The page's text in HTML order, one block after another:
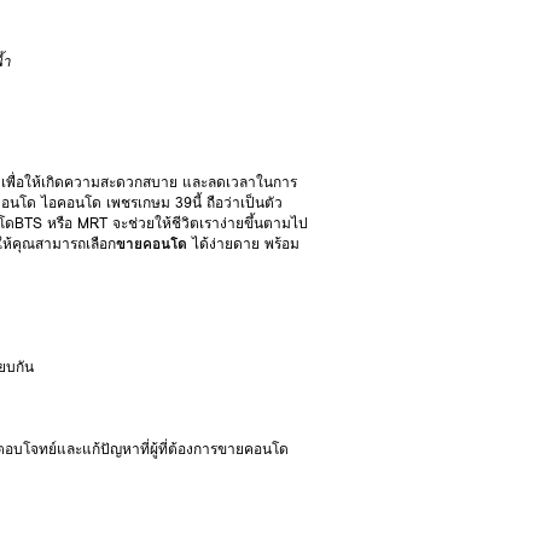
อให้เกิดความสะดวกสบาย และลดเวลาในการ
โด ไอคอนโด เพชรเกษม 39นี้ ถือว่าเป็นตัว
หรือ MRT จะช่วยให้ชีวิตเราง่ายขึ้นตามไป
คุณสามารถเลือกขายคอนโด ได้ง่ายดาย พร้อม
บกัน
อบโจทย์และแก้ปัญหาที่ผู้ที่ต้องการขายคอนโด